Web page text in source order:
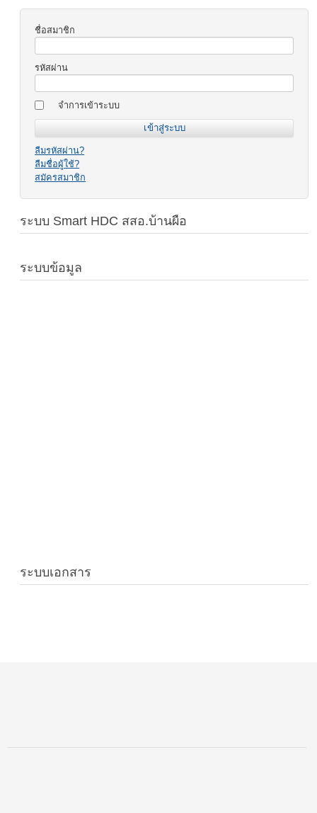
ชื่อสมาชิก
รหัสผ่าน
จำการเข้าระบบ
ลืมรหัสผ่าน?
ลืมชื่อผู้ใช้?
สมัครสมาชิก
ระบบ Smart HDC สสอ.บ้านผือ
ระบบข้อมูล
ระบบเอกสาร